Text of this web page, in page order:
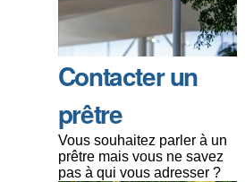
Contacter un
prêtre
Vous souhaitez parler à un
prêtre mais vous ne savez
pas à qui vous adresser ?